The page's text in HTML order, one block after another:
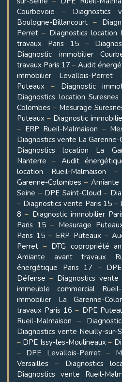
Courbevoie – Diagnostics
Boulogne-Billancourt –
Perret – Diagnostics location
travaux Paris 15–
Diagnostic immobilier
travaux Paris 17 – Audit
immobilier Levallois-Perret
Puteaux – Diagnostic
Diagnostics location Suresnes
Colombes – Mesurage
Puteaux – Diagnostic
– ERP Rueil-Malmaison –
Diagnostics vente La Garenne-
Diagnostics location La
Nanterre – Audit
location Rueil-Malmaison –
Garenne-Colombes –Amiante
Seine – DPE Saint-Cloud –
– Diagnostics vente Paris 15 –
8 – Diagnostic immobilier
Paris 15 – Mesurage
Paris 15 – ERP Puteaux–
Perret – DTG copropriété
Amiante avant travaux
énergétique Paris 17 –
Défense – Diagnostics vente
immeuble commercial Rueil-
immobilier La Garenne-
travaux Paris 16 – DPE
Rueil-Malmaison –
Diagnostics vente Neuilly-sur-
– DPE Issy-les-Moulineaux–
– DPE Levallois-Perret–
Versailles – Diagnostics
Diagnostics vente Rueil-